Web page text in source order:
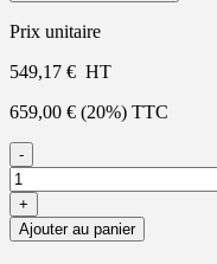
Prix unitaire
549,17 € HT
659,00 € (20%) TTC
-
+
Ajouter au panier